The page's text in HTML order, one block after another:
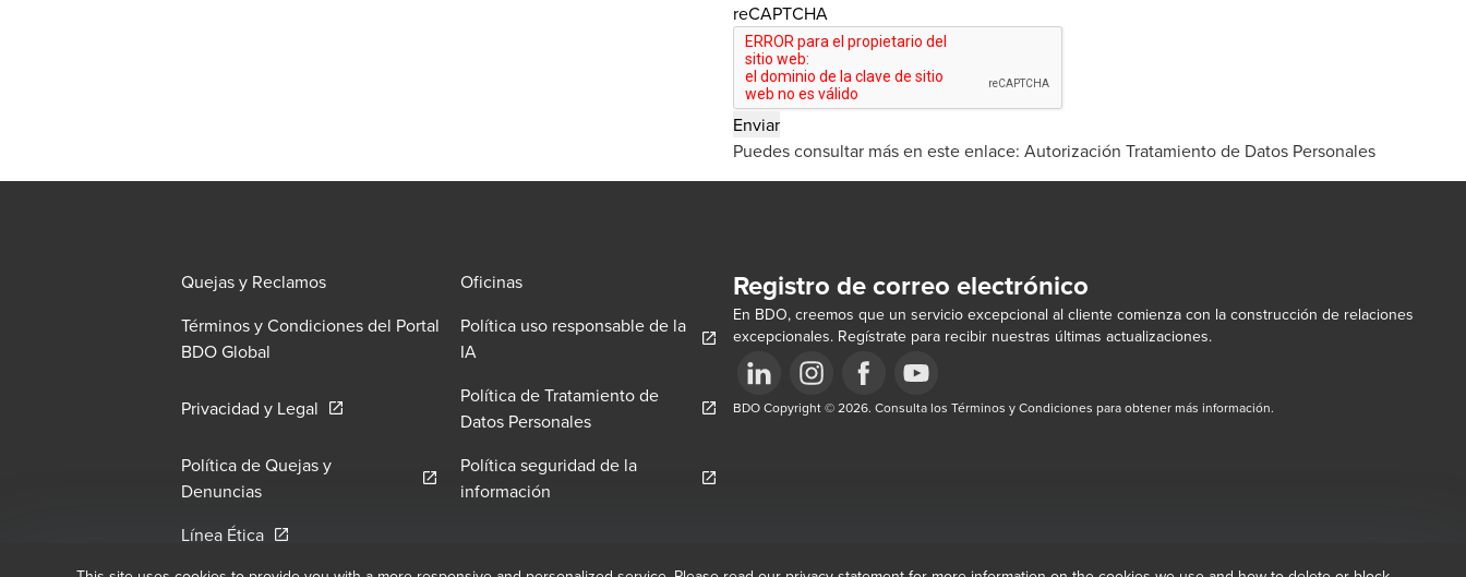
reCAPTCHA
Puedes consultar más en este enlace: Autorización Tratamiento de Datos Personales
Quejas y Reclamos
Oficinas
Términos y Condiciones del Portal
BDO Global
Política uso responsable de la
IA
Privacidad y Legal Opens in a new window/tabPolítica de Tratamiento de
Datos PersonalesOpens in a new window/tab
Política de Quejas y
DenunciasOpens in a new window/tab
Política seguridad de la
información Opens in a new window/tab
Línea ÉticaOpens in a new window/tab
Registro de correo electrónico
En BDO, creemos que un servicio excepcional al cliente comienza con la construcción de relaciones
excepcionales. Regístrate para recibir nuestras últimas actualizaciones.
Opens in a new window/tab
Opens in a new window/tab
Opens in a new window/tab
Opens in a new window/tab
BDO Copyright © 2026. Consulta los Términos y Condiciones para obtener más información.